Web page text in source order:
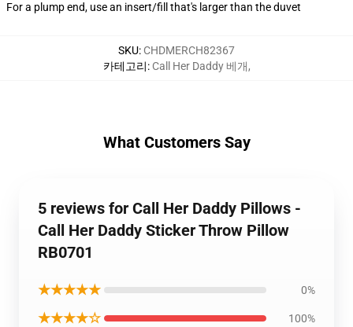
For a plump end, use an insert/fill that's larger than the duvet
SKU: CHDMERCH82367
카테고리: Call Her Daddy 베개,
What Customers Say
5 reviews for Call Her Daddy Pillows -
Call Her Daddy Sticker Throw Pillow
RB0701
★★★★★ 0%
★★★★☆ 100%